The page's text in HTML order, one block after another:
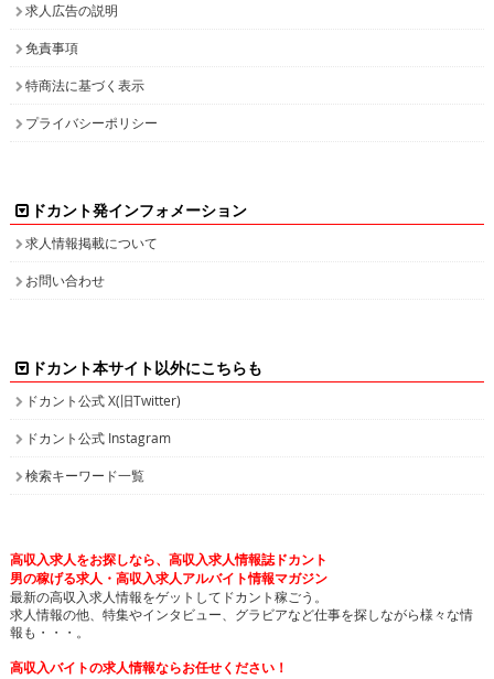
求人広告の説明
免責事項
特商法に基づく表示
プライバシーポリシー
ドカント発インフォメーション
求人情報掲載について
お問い合わせ
ドカント本サイト以外にこちらも
ドカント公式 X(旧Twitter)
ドカント公式 Instagram
検索キーワード一覧
高収入求人をお探しなら、高収入求人情報誌ドカント
男の稼げる求人・高収入求人アルバイト情報マガジン
最新の高収入求人情報をゲットしてドカント稼ごう。
求人情報の他、特集やインタビュー、グラビアなど仕事を探しながら様々な情
報も・・・。
高収入バイトの求人情報ならお任せください！